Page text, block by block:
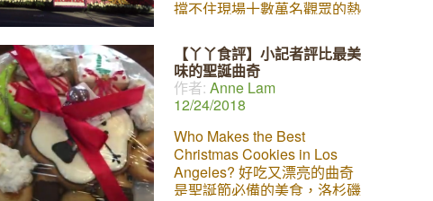
擋不住現場十數萬名觀眾的熱
直播的觀眾）！今年共有 45
輛花車參展，爭奇鬥艷，美不
勝收。其中最讓大家期待的中
華航空花車，展現「台灣韻
律」Rhythms of Taiwan，以
獨特的節慶廟會鑼鼓和三太子
的喜慶表演吸引了很多的觀
眾，也因此再度得到國際首
奬！ 玫瑰花車大遊行是南加州
【丫丫食評】小記者評比最美
味的聖誕曲奇
作者: Anne Lam
12/24/2018
Who Makes the Best
Christmas Cookies in Los
Angeles? 好吃又漂亮的曲奇
是聖誕節必備的美食，洛杉磯